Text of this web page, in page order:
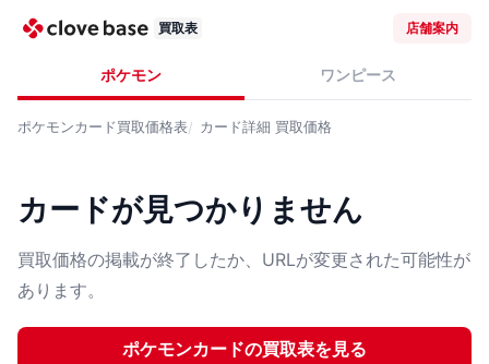
買取表 店舗案内
ポケモン ワンピース
ポケモンカード買取価格表 カード詳細 買取価格
カードが見つかりません
買取価格の掲載が終了したか、URLが変更された可能性が
あります。
ポケモンカードの買取表を見る